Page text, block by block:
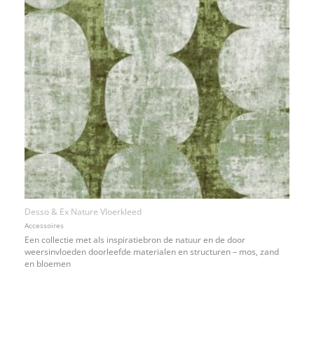
Desso & Ex Nature Vloerkleed
Accessoires
Een collectie met als inspiratiebron de natuur en de door
weersinvloeden doorleefde materialen en structuren – mos, zand
en bloemen